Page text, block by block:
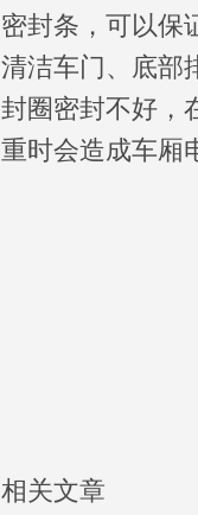
密封条，可以保
清洁车门、底部
封圈密封不好，
重时会造成车厢
相关文章